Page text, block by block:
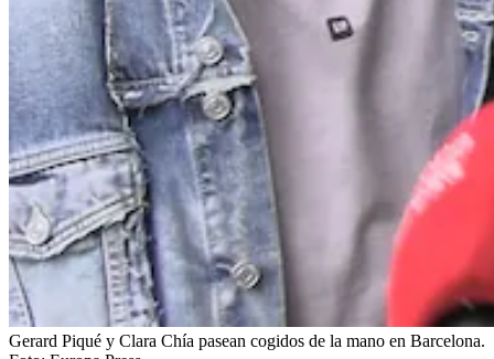
Gerard Piqué y Clara Chía pasean cogidos de la mano en Barcelona.